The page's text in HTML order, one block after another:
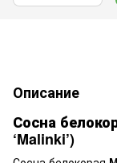
Описание
Сосна
‘Malinki’)